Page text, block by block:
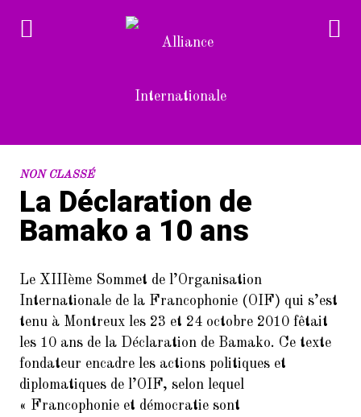
RECENT POSTS
1.
Devenez bénévole à l’Alliance
Internationale
Forum des associations du 14è
arrondissement de Paris
3.
Dans le cadre de la Semaine de la
langue française et de la
Francophonie
4.
FORUM DES ASSOCIATIONS DU
NON CLASSÉ
La Déclaration de
Bamako a 10 ans
Le XIIIème Sommet de l’Organisation
Internationale de la Francophonie (OIF) qui s’est
tenu à Montreux les 23 et 24 octobre 2010 fêtait
les 10 ans de la Déclaration de Bamako. Ce texte
fondateur encadre les actions politiques et
diplomatiques de l’OIF, selon lequel
« Francophonie et démocratie sont